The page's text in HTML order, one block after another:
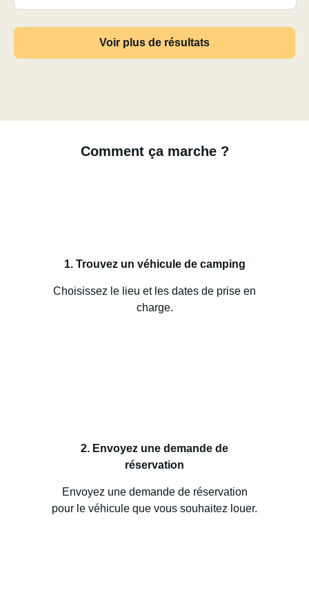
Voir plus de résultats
Comment ça marche ?
1. Trouvez un véhicule de camping
Choisissez le lieu et les dates de prise en
charge.
2. Envoyez une demande de
réservation
Envoyez une demande de réservation
pour le véhicule que vous souhaitez louer.